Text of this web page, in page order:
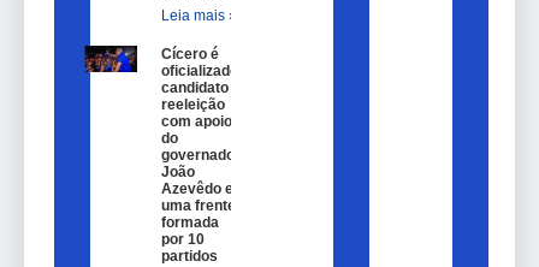
Leia mais »
Cícero é
oficializado
candidato a
reeleição
com apoio
do
governador
João
Azevêdo e
uma frente
formada
por 10
partidos